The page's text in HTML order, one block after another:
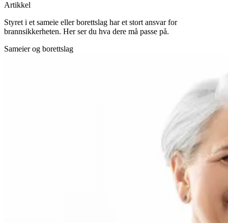
Artikkel
Styret i et sameie eller borettslag har et stort ansvar for
brannsikkerheten. Her ser du hva dere må passe på.
Sameier og borettslag